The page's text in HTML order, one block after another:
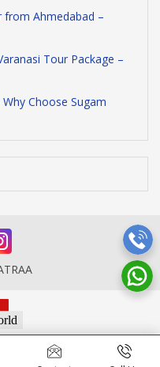
from Ahmedabad –
Tour Package –
Choose Sugam